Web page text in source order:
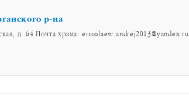
р-на
д. 64 Почта храма: ermolaew.andrej2013@yandex.ru